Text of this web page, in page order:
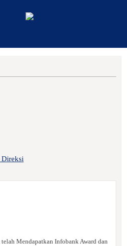
Mendapatkan Infobank Award dan